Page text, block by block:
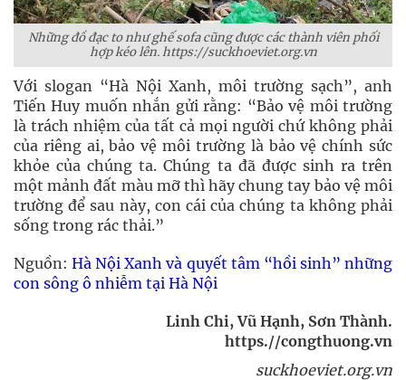
Những đồ đạc to như ghế sofa cũng được các thành viên phối
hợp kéo lên. https://suckhoeviet.org.vn
Với slogan “Hà Nội Xanh, môi trường sạch”, anh
Tiến Huy muốn nhắn gửi rằng: “Bảo vệ môi trường
là trách nhiệm của tất cả mọi người chứ không phải
của riêng ai, bảo vệ môi trường là bảo vệ chính sức
khỏe của chúng ta. Chúng ta đã được sinh ra trên
một mảnh đất màu mỡ thì hãy chung tay bảo vệ môi
trường để sau này, con cái của chúng ta không phải
sống trong rác thải.”
Nguồn:Hà Nội Xanh và quyết tâm “hồi sinh” những
con sông ô nhiễm tại Hà Nội
Linh Chi, Vũ Hạnh, Sơn Thành.
https.//congthuong.vn
suckhoeviet.org.vn